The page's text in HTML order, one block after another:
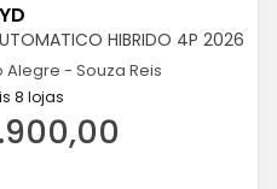
HIBRIDO 4P 2026
Alegre - Souza Reis
8 lojas